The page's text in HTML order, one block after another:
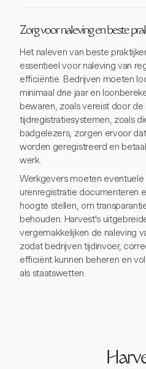
Zorg voor naleving en beste
Het naleven van beste
essentieel voor naleving van
efficiëntie. Bedrijven moeten
minimaal drie jaar en
bewaren, zoals vereist door de
tijdregistratiesystemen, zoals
badgelezers, zorgen ervoor
worden geregistreerd en
werk.
Werkgevers moeten
urenregistratie documenteren
hoogte stellen, om
behouden. Harvest's
vergemakkelijken de naleving
zodat bedrijven tijdinvoer,
efficiënt kunnen beheren en
als staatswetten.